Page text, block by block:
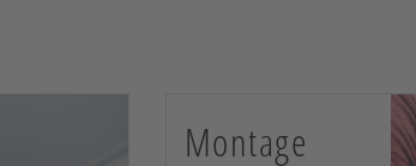
Montage